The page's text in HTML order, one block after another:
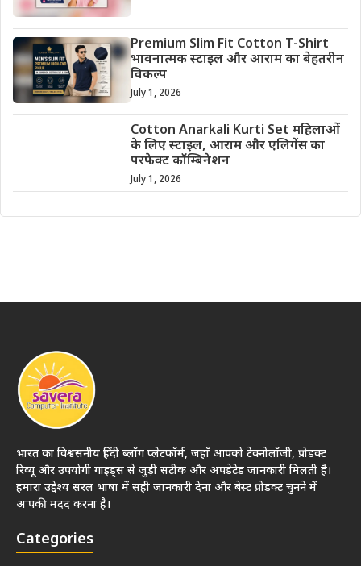
Premium Slim Fit Cotton T-Shirt
भावनात्मक स्टाइल और आराम का बेहतरीन
विकल्प
July 1, 2026
Cotton Anarkali Kurti Set महिलाओं
के लिए स्टाइल, आराम और एलिगेंस का
परफेक्ट कॉम्बिनेशन
July 1, 2026
भारत का विश्वसनीय हिंदी ब्लॉग प्लेटफॉर्म, जहाँ आपको टेक्नोलॉजी, प्रोडक्ट
रिव्यू और उपयोगी गाइड्स से जुड़ी सटीक और अपडेटेड जानकारी मिलती है।
हमारा उद्देश्य सरल भाषा में सही जानकारी देना और बेस्ट प्रोडक्ट चुनने में
आपकी मदद करना है।
Categories